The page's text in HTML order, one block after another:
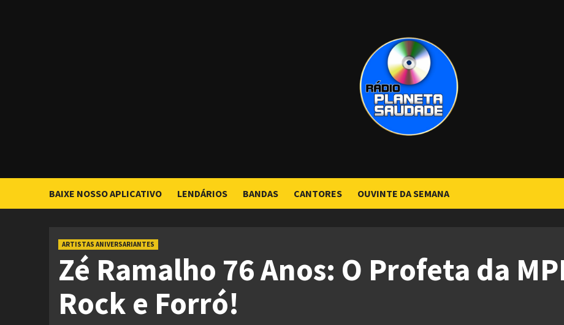
BAIXE NOSSO APLICATIVO LENDÁRIOS BANDAS CANTORES OUVINTE DA SEMANA
ARTISTAS ANIVERSARIANTES
Zé Ramalho 76 Anos: O Profeta da
Rock e Forró!